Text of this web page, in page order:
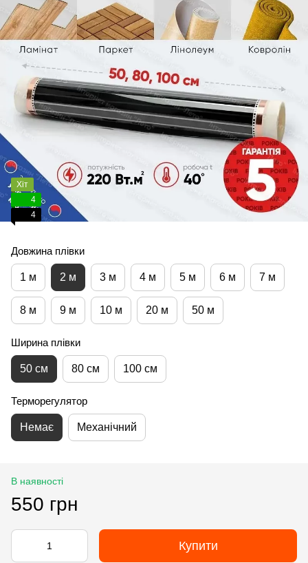
Хіт
4
4
Довжина плівки
1 м 2 м 3 м 4 м 5 м 6 м 7 м
8 м 9 м 10 м 20 м 50 м
Ширина плівки
50 см 80 см 100 см
Терморегулятор
Немає Механічний
В наявності
550 грн
Купити